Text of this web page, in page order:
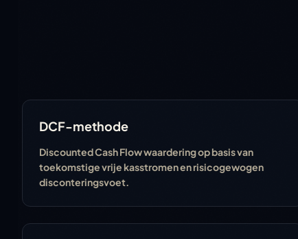
DCF-methode
Discounted Cash Flow waardering op basis van
toekomstige vrije kasstromen en risicogewogen
disconteringsvoet.